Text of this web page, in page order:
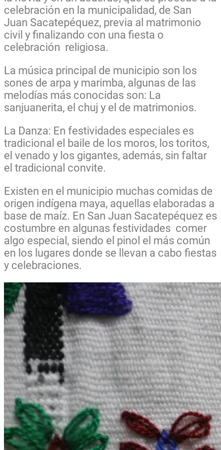
celebración en la municipalidad, de San
Juan Sacatepéquez, previa al matrimonio
civil y finalizando con una fiesta o
celebración religiosa.
La música principal de municipio son los
sones de arpa y marimba, algunas de las
melodías más conocidas son: La
sanjuanerita, el chuj y el de matrimonios.
La Danza: En festividades especiales es
tradicional el baile de los moros, los toritos,
el venado y los gigantes, además, sin faltar
el tradicional convite.
Existen en el municipio muchas comidas de
origen indígena maya, aquellas elaboradas a
base de maíz. En San Juan Sacatepéquez es
costumbre en algunas festividades comer
algo especial, siendo el pinol el más común
en los lugares donde se llevan a cabo fiestas
y celebraciones.